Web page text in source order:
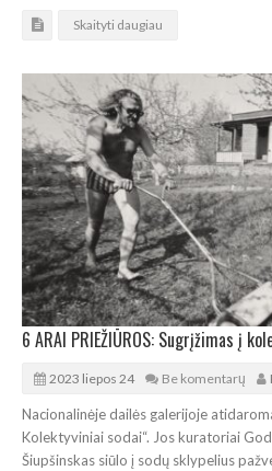
Skaityti daugiau
2023 liepos 24 Be komentarų
Nacionalinėje dailės galerijoje
Kolektyviniai sodai“. Jos kuratoriai
Šiupšinskas siūlo į sodų sklypelius